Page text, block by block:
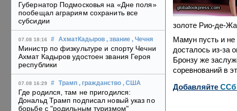
Губернатор Подмосковья на «Дне поля»
пообещал аграриям сохранить все
субсидии
07.08 18:16 # АхматКадыров , звание , Чечня
Министр по физкультуре и спорту Чечни
Ахмат Кадыров удостоен звания Героя
республики
07.08 16:29 # Трамп , гражданство , США
Где родился, там не пригодился:
Дональд Трамп подписал новый указ по
борьбе с "родильным туризмом"
globallookpress.com
золоте Рио-де-
Мамун пусть и не
досталось из-за
Бронзу же
соревнований в
Добавляйте CСб